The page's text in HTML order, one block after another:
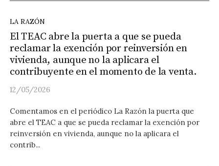
LA RAZÓN
El TEAC abre la puerta a que se pueda
reclamar la exención por reinversión en
vivienda, aunque no la aplicara el
contribuyente en el momento de la venta.
12/05/2026
Comentamos en el periódico La Razón la puerta que
abre el TEAC a que se pueda reclamar la exención por
reinversión en vivienda, aunque no la aplicara el
contrib...